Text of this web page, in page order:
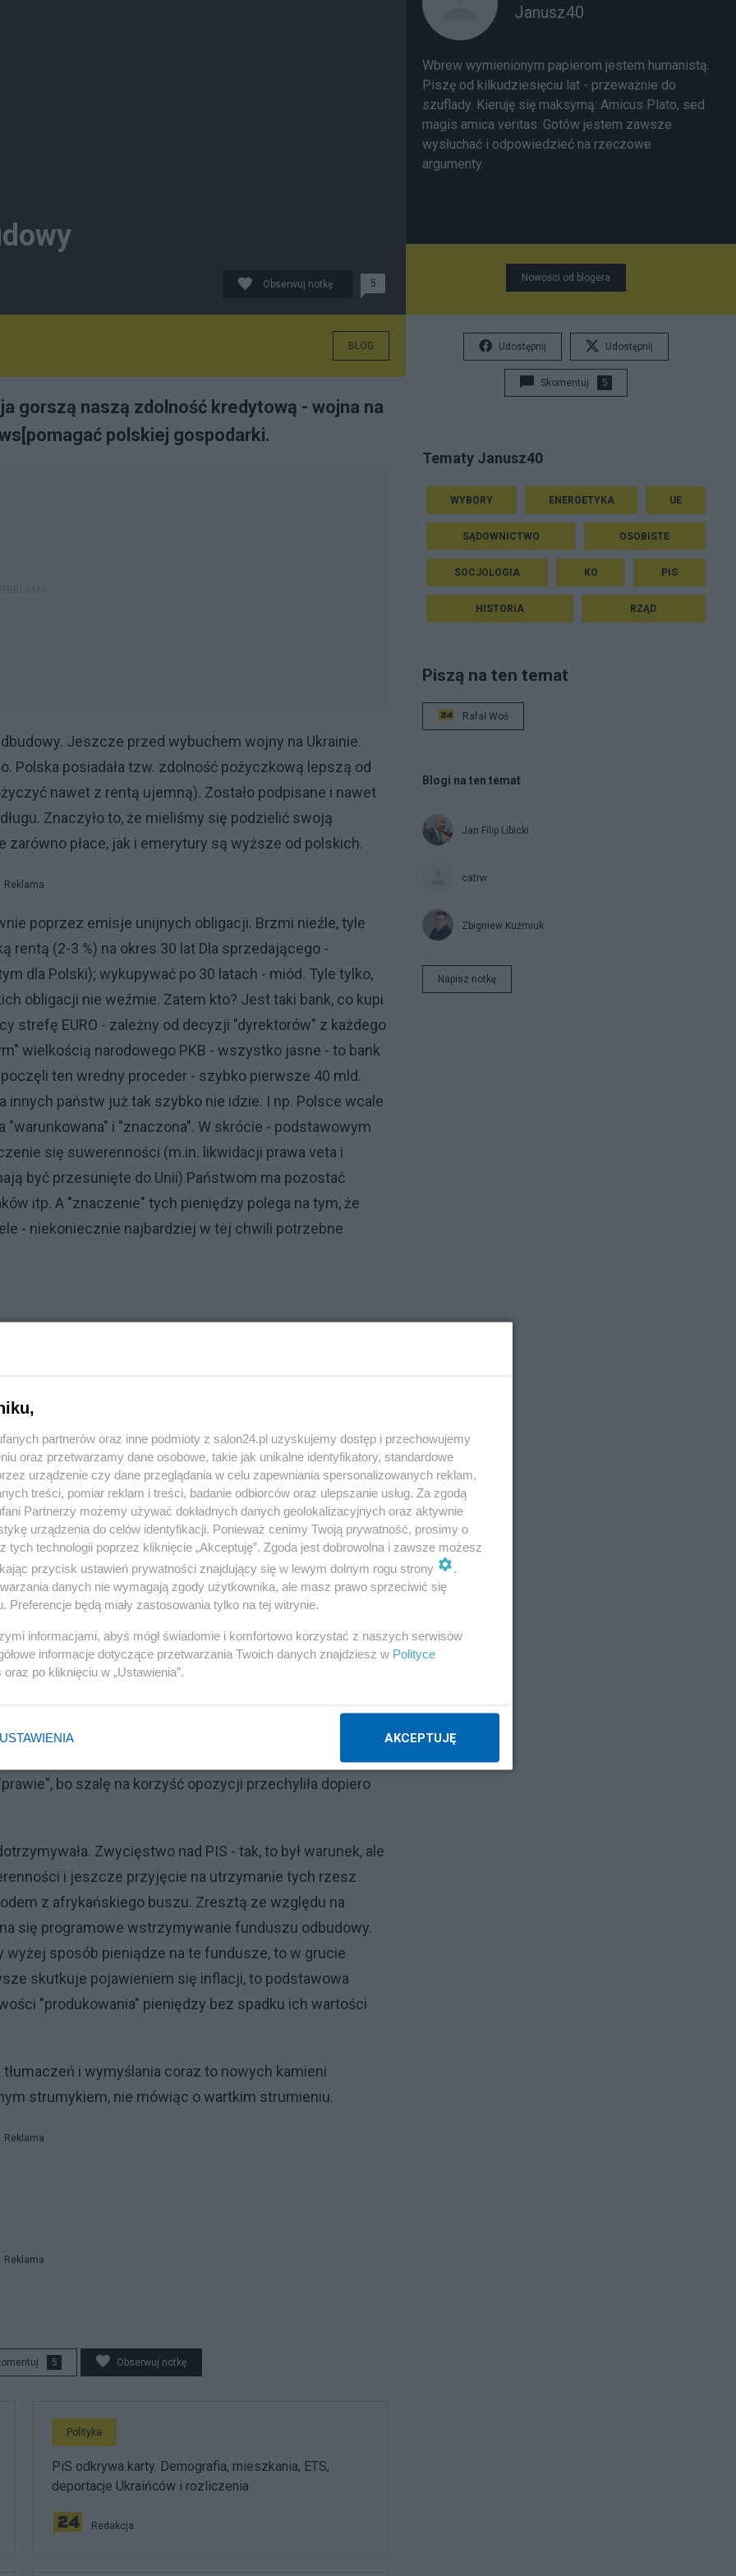
Obserwuj notkę 5
BLOG
gorszą naszą zdolność kredytową - wojna na
polskiej gospodarki.
Jeszcze przed wybuchem wojny na Ukrainie.
Polska posiadała tzw. zdolność pożyczkową lepszą od
nawet z rentą ujemną). Zostało podpisane i nawet
Znaczyło to, że mieliśmy się podzielić swoją
płace, jak i emerytury są wyższe od polskich.
Reklama
poprzez emisje unijnych obligacji. Brzmi nieźle, tyle
rentą (2-3 %) na okres 30 lat Dla sprzedającego -
dla Polski); wykupywać po 30 latach - miód. Tyle tylko,
obligacji nie weźmie. Zatem kto? Jest taki bank, co kupi
strefę EURO - zależny od decyzji "dyrektorów" z każdego
wielkością narodowego PKB - wszystko jasne - to bank
ten wredny proceder - szybko pierwsze 40 mld.
innych państw już tak szybko nie idzie. I np. Polsce wcale
"warunkowana" i "znaczona". W skrócie - podstawowym
się suwerenności (m.in. likwidacji prawa veta i
być przesunięte do Unii) Państwom ma pozostać
itp. A "znaczenie" tych pieniędzy polega na tym, że
- niekoniecznie najbardziej w tej chwili potrzebne
Polski skokowo się pogorszyła i teraz te
ten fakt wykorzystuje i zgodnie z niemiecką teorią
wielkiej kasy można wywierać istotny wpływ na
bo szalę na korzyść opozycji przechyliła dopiero
Zwycięstwo nad PIS - tak, to był warunek, ale
i jeszcze przyjęcie na utrzymanie tych rzesz
z afrykańskiego buszu. Zresztą ze względu na
się programowe wstrzymywanie funduszu odbudowy.
sposób pieniądze na te fundusze, to w grucie
skutkuje pojawieniem się inflacji, to podstawowa
"produkowania" pieniędzy bez spadku ich wartości
i wymyślania coraz to nowych kamieni
strumykiem, nie mówiąc o wartkim strumieniu.
Reklama
Reklama
5 Obserwuj notkę
Polityka
PiS odkrywa karty. Demografia, mieszkania, ETS,
deportacje Ukraińców i rozliczenia
Redakcja
Janusz40
Wbrew wymienionym papierom jestem humanistą.
Piszę od kilkudziesięciu lat - przeważnie do
szuflady. Kieruję się maksymą: Amicus Plato, sed
magis amica veritas. Gotów jestem zawsze
wysłuchać i odpowiedzieć na rzeczowe
argumenty.
Nowości od blogera
Udostępnij Udostępnij
Skomentuj 5
Tematy Janusz40
WYBORY ENERGETYKA UE
SĄDOWNICTWO OSOBISTE
SOCJOLOGIA KO PIS
HISTORIA RZĄD
Piszą na ten temat
Rafał Woś
Blogi na ten temat
Jan Filip Libicki
catrw
Zbigniew Kuźmiuk
Napisz notkę
partnerów oraz inne podmioty z salon24.pl uzyskujemy dostęp i przechowujemy
oraz przetwarzamy dane osobowe, takie jak unikalne identyfikatory, standardowe
urządzenie czy dane przeglądania w celu zapewniania spersonalizowanych reklam,
treści, pomiar reklam i treści, badanie odbiorców oraz ulepszanie usług. Za zgodą
Partnerzy możemy używać dokładnych danych geolokalizacyjnych oraz aktywnie
urządzenia do celów identyfikacji. Ponieważ cenimy Twoją prywatność, prosimy o
tych technologii poprzez kliknięcie „Akceptuję”. Zgoda jest dobrowolna i zawsze możesz
przycisk ustawień prywatności znajdujący się w lewym dolnym rogu strony
.
danych nie wymagają zgody użytkownika, ale masz prawo sprzeciwić się
Preferencje będą miały zastosowania tylko na tej witrynie.
informacjami, abyś mógł świadomie i komfortowo korzystać z naszych serwisów
informacje dotyczące przetwarzania Twoich danych znajdziesz w Polityce
oraz po kliknięciu w „Ustawienia”.
USTAWIENIA AKCEPTUJĘ